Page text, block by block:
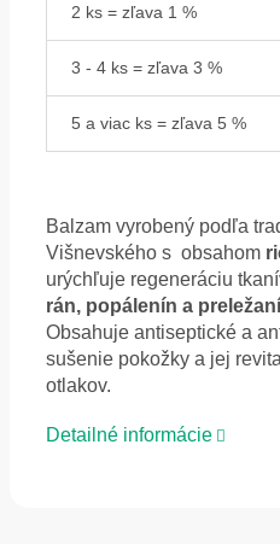
2 ks = zľava 1 %
3 - 4 ks = zľava 3 %
5 a viac ks = zľava 5 %
Balzam vyrobený podľa
Višnevského s obsahom
urýchľuje regeneráciu
rán, popálenín a
Obsahuje antiseptické a
sušenie pokožky a jej
otlakov.
Detailné informácie